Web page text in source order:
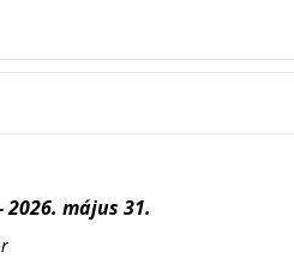
2026. május 31.